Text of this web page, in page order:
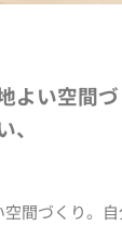
よい空間
間づくり。